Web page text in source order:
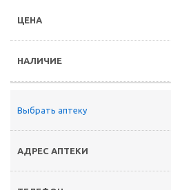
Выбрать аптеку